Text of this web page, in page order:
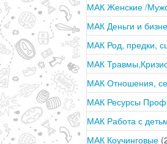
МАК Женские /
МАК Деньги и
МАК Род, предки,
МАК
МАК Отношения,
МАК Ресурсы
МАК Работа с
МАК Коучинговые